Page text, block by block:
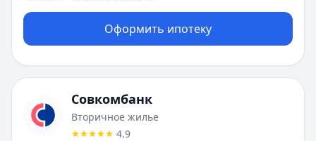
Оформить ипотеку
Совкомбанк
Вторичное жилье
4.9